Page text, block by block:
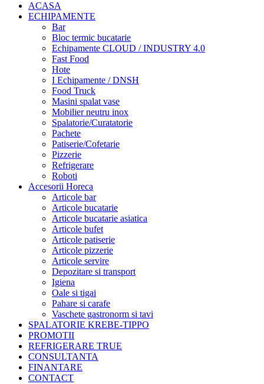
ACASA
ECHIPAMENTE
Bar
Bloc termic bucatarie
Echipamente CLOUD / INDUSTRY 4.0
Fast Food
Hote
I Echipamente / DNSH
Food Truck
Masini spalat vase
Mobilier neutru inox
Spalatorie/Curatatorie
Pachete
Patiserie/Cofetarie
Pizzerie
Refrigerare
Roboti
Accesorii Horeca
Articole bar
Articole bucatarie
Articole bucatarie asiatica
Articole bufet
Articole patiserie
Articole pizzerie
Articole servire
Depozitare si transport
Igiena
Oale si tigai
Pahare si carafe
Vaschete gastronorm si tavi
SPALATORIE KREBE-TIPPO
PROMOTII
REFRIGERARE TRUE
CONSULTANTA
FINANTARE
CONTACT